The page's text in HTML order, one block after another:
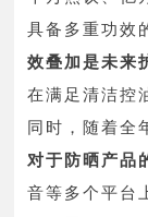
具备多重功效
效叠加是未来
在满足清洁控
同时，随着全
对于防晒产品
音等多个平台